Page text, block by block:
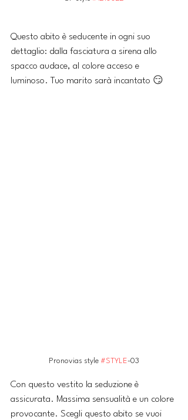
Questo abito è seducente in ogni suo
dettaglio: dalla fasciatura a sirena allo
spacco audace, al colore acceso e
luminoso. Tuo marito sarà incantato 😏
Pronovias style #STYLE-03
Con questo vestito la seduzione è
assicurata. Massima sensualità e un colore
provocante. Scegli questo abito se vuoi